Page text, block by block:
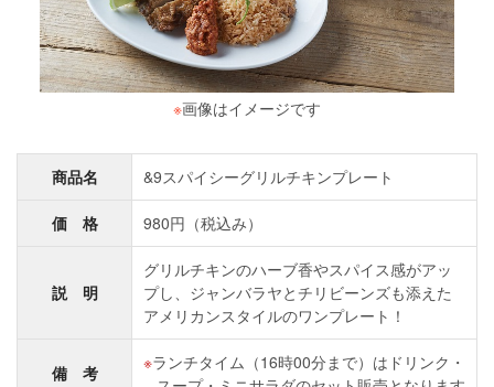
※画像はイメージです
商品名 &9スパイシーグリルチキンプレート
価 格 980円（税込み）
説 明
グリルチキンのハーブ香やスパイス感がアッ
プし、ジャンバラヤとチリビーンズも添えた
アメリカンスタイルのワンプレート！
備 考
ランチタイム（16時00分まで）はドリンク・